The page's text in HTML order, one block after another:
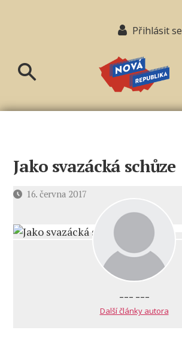
Přihlásit se
republika
Jako svazácká schůze
Datum16. června 2017
--- ---
Další články autora